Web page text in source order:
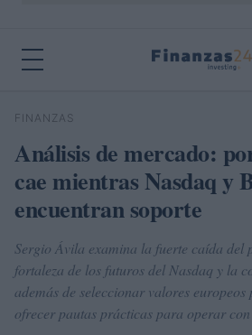
Buscar
FINANZAS
Análisis de mercado:
cae mientras Nasdaq y
encuentran soporte
Sergio Ávila examina la fuerte caída del
fortaleza de los futuros del Nasdaq y la
además de seleccionar valores
ofrecer pautas prácticas para operar